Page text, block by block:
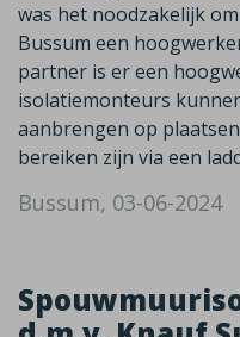
was het noodzakelijk
Bussum een
partner is er een
isolatiemonteurs
aanbrengen op
bereiken zijn via een
Bussum, 03-06-2024